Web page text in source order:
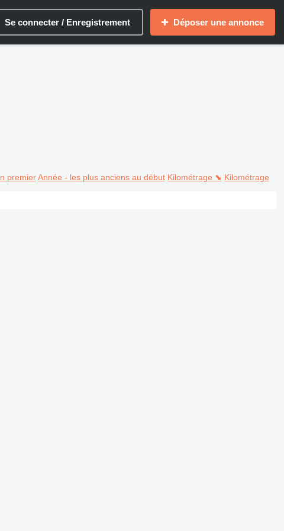
Se connecter / Enregistrement Déposer une annonce
premier Année - les plus anciens au début Kilométrage ⬊ Kilométrage